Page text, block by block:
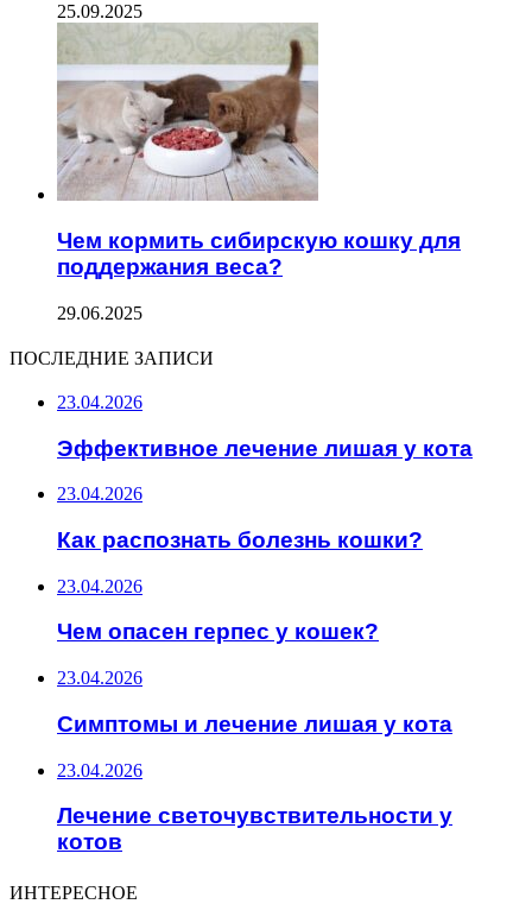
25.09.2025
Чем кормить сибирскую кошку для
поддержания веса?
29.06.2025
ПОСЛЕДНИЕ ЗАПИСИ
23.04.2026
Эффективное лечение лишая у кота
23.04.2026
Как распознать болезнь кошки?
23.04.2026
Чем опасен герпес у кошек?
23.04.2026
Симптомы и лечение лишая у кота
23.04.2026
Лечение светочувствительности у
котов
ИНТЕРЕСНОЕ